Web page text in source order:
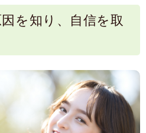
を知り、自信を取